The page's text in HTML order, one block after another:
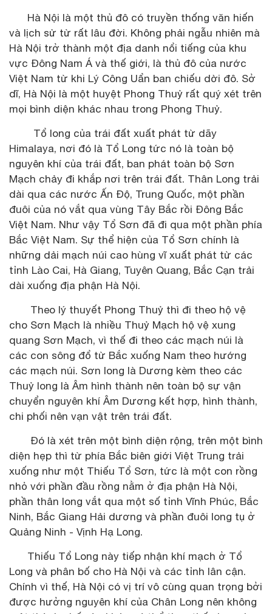
Hà Nội là một thủ đô có truyền thống văn hiến
và lịch sử từ rất lâu đời. Không phải ngẫu nhiên mà
Hà Nội trở thành một địa danh nổi tiếng của khu
vực Đông Nam Á và thế giới, là thủ đô của nước
Việt Nam từ khi Lý Công Uẩn ban chiếu dời đô. Sở
dĩ, Hà Nội là một huyệt Phong Thuỷ rất quý xét trên
mọi bình diện khác nhau trong Phong Thuỷ.
Tổ long của trái đất xuất phát từ dãy
Himalaya, nơi đó là Tổ Long tức nó là toàn bộ
nguyên khí của trái đất, ban phát toàn bộ Sơn
Mạch chảy đi khắp nơi trên trái đất. Thân Long trải
dài qua các nước Ấn Độ, Trung Quốc, một phần
đuôi của nó vắt qua vùng Tây Bắc rồi Đông Bắc
Việt Nam. Như vậy Tổ Sơn đã đi qua một phần phía
Bắc Việt Nam. Sự thể hiện của Tổ Sơn chính là
những dải mạch núi cao hùng vĩ xuất phát từ các
tỉnh Lào Cai, Hà Giang, Tuyên Quang, Bắc Cạn trải
dài xuống địa phận Hà Nội.
Theo lý thuyết Phong Thuỷ thì đi theo hộ vệ
cho Sơn Mạch là nhiều Thuỷ Mạch hộ vệ xung
quang Sơn Mạch, vì thế đi theo các mạch núi là
các con sông đổ từ Bắc xuống Nam theo hướng
các mạch núi. Sơn long là Dương kèm theo các
Thuỷ long là Âm hình thành nên toàn bộ sự vận
chuyển nguyên khí Âm Dương kết hợp, hình thành,
chi phối nên vạn vật trên trái đất.
Đó là xét trên một bình diện rộng, trên một bình
diện hẹp thì từ phía Bắc biên giới Việt Trung trải
xuống như một Thiếu Tổ Sơn, tức là một con rồng
nhỏ với phần đầu rồng nằm ở địa phận Hà Nội,
phần thân long vắt qua một số tỉnh Vĩnh Phúc, Bắc
Ninh, Bắc Giang Hải dương và phần đuôi long tụ ở
Quảng Ninh - Vịnh Hạ Long.
Thiếu Tổ Long này tiếp nhận khí mạch ở Tổ
Long và phân bố cho Hà Nội và các tỉnh lân cận.
Chính vì thế, Hà Nội có vị trí vô cùng quan trọng bởi
được hưởng nguyên khí của Chân Long nên không